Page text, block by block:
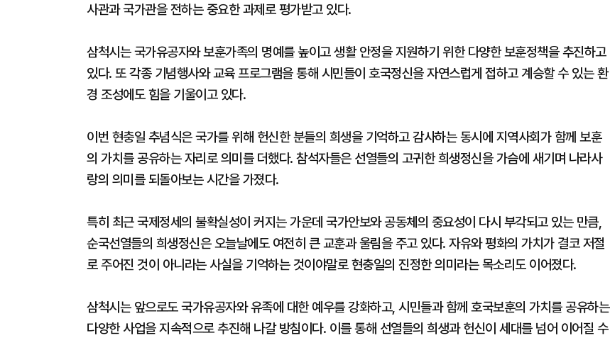
사관과 국가관을 전하는 중요한 과제로 평가받고 있다.
삼척시는 국가유공자와 보훈가족의 명예를 높이고 생활 안정을 지원하기 위한 다양한 보훈정책을 추진하고
있다. 또 각종 기념행사와 교육 프로그램을 통해 시민들이 호국정신을 자연스럽게 접하고 계승할 수 있는 환
경 조성에도 힘을 기울이고 있다.
이번 현충일 추념식은 국가를 위해 헌신한 분들의 희생을 기억하고 감사하는 동시에 지역사회가 함께 보훈
의 가치를 공유하는 자리로 의미를 더했다. 참석자들은 선열들의 고귀한 희생정신을 가슴에 새기며 나라사
랑의 의미를 되돌아보는 시간을 가졌다.
특히 최근 국제정세의 불확실성이 커지는 가운데 국가안보와 공동체의 중요성이 다시 부각되고 있는 만큼,
순국선열들의 희생정신은 오늘날에도 여전히 큰 교훈과 울림을 주고 있다. 자유와 평화의 가치가 결코 저절
로 주어진 것이 아니라는 사실을 기억하는 것이야말로 현충일의 진정한 의미라는 목소리도 이어졌다.
삼척시는 앞으로도 국가유공자와 유족에 대한 예우를 강화하고, 시민들과 함께 호국보훈의 가치를 공유하는
다양한 사업을 지속적으로 추진해 나갈 방침이다. 이를 통해 선열들의 희생과 헌신이 세대를 넘어 이어질 수